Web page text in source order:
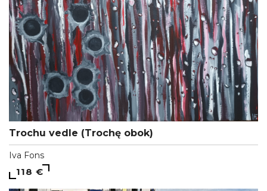
Trochu vedle (Trochę obok)
Iva Fons
118 €